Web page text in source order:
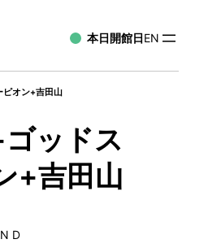
本日開館日EN
ピオン+吉田山
ッドス
+吉田山
D